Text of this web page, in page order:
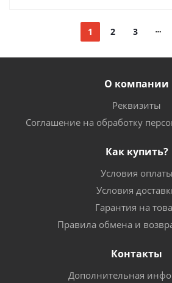
1 2 3
О компании
Реквизиты
Соглашение на обработку
Как купить?
Условия оплаты
Условия
Гарантия на
Правила обмена и
Контакты
Дополнительная